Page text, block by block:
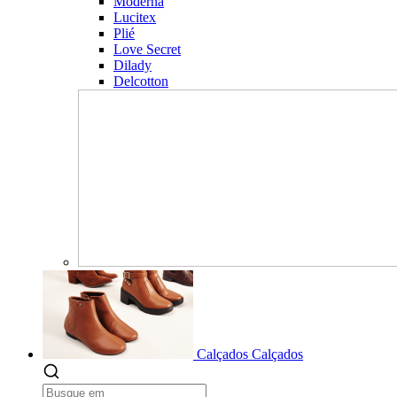
Lucitex
Plié
Love Secret
Dilady
Delcotton
Calçados Calçados